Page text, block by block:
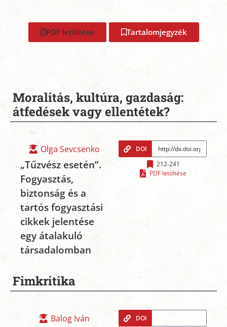
PDF letöltése Tartalomjegyzék
Moralitás, kultúra, gazdaság:
átfedések vagy ellentétek?
Olga Sevcsenko
„Tűzvész esetén”.
Fogyasztás,
biztonság és a
tartós fogyasztási
cikkek jelentése
egy átalakuló
társadalomban
DOI
212-241
PDF letöltése
Fimkritika
Balog Iván
DOI